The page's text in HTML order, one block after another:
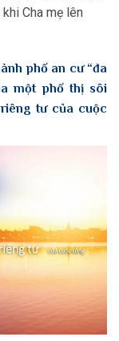
Cha mẹ lên
phố an cư “đa
một phố thị sôi
tư của cuộc